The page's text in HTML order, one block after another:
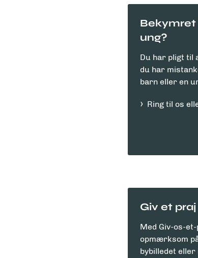
Bekymret
ung?
Du har pligt til
du har
barn eller en
Ring til os
Giv et praj
Med Giv-os-
opmærksom
bybilledet